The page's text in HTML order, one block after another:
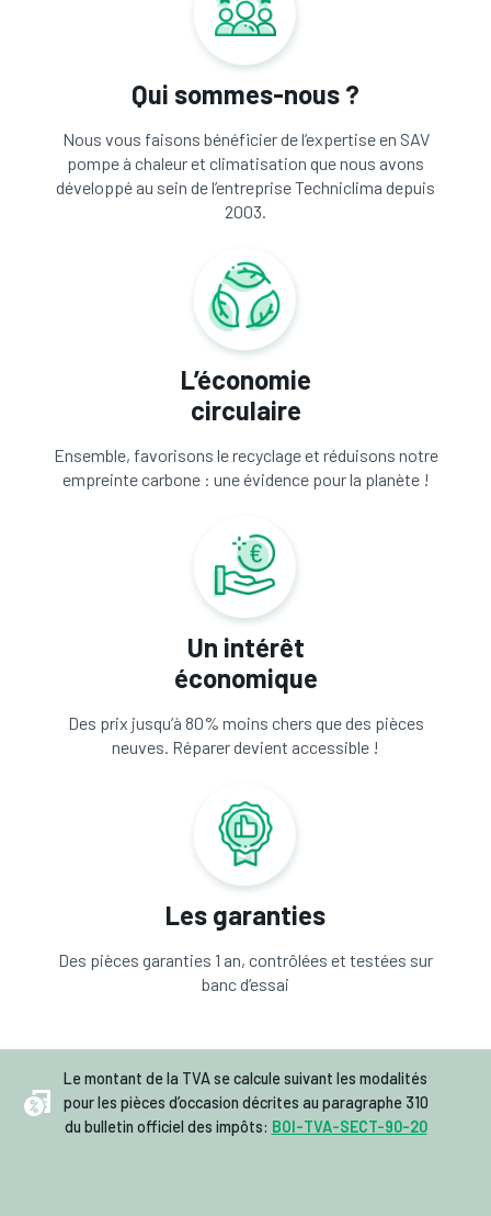
Qui sommes-nous ?
Nous vous faisons bénéficier de l’expertise en SAV
pompe à chaleur et climatisation que nous avons
développé au sein de l’entreprise Techniclima depuis
2003.
L’économie
circulaire
Ensemble, favorisons le recyclage et réduisons notre
empreinte carbone : une évidence pour la planète !
Un intérêt
économique
Des prix jusqu’à 80% moins chers que des pièces
neuves. Réparer devient accessible !
Les garanties
Des pièces garanties 1 an, contrôlées et testées sur
banc d’essai
Le montant de la TVA se calcule suivant les modalités
pour les pièces d’occasion décrites au paragraphe 310
du bulletin officiel des impôts: BOI-TVA-SECT-90-20